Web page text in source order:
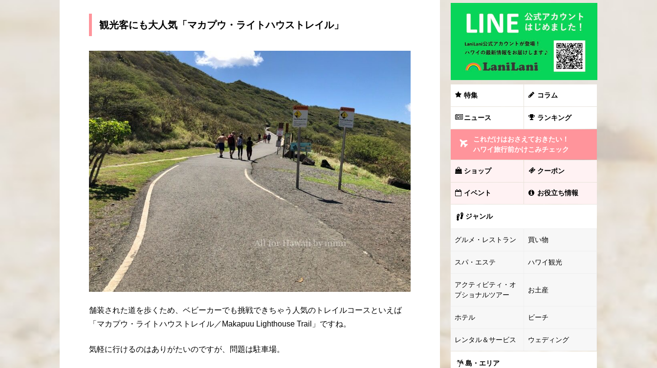
観光客にも大人気「マカプウ・ライトハウストレイル」
舗装された道を歩くため、ベビーカーでも挑戦できちゃう人気のトレイルコースといえば
「マカプウ・ライトハウストレイル／Makapuu Lighthouse Trail」ですね。
気軽に行けるのはありがたいのですが、問題は駐車場。
特集 コラム
ニュース ランキング
これだけはおさえておきたい！
ハワイ旅行前かけこみチェック
ショップ クーポン
イベント お役立ち情報
ジャンル
グルメ・レストラン 買い物
スパ・エステ ハワイ観光
アクティビティ・オ
プショナルツアー
お土産
ホテル ビーチ
レンタル＆サービス ウェディング
島・エリア